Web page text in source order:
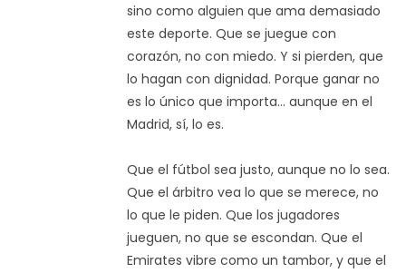
sino como alguien que ama demasiado
este deporte. Que se juegue con
corazón, no con miedo. Y si pierden, que
lo hagan con dignidad. Porque ganar no
es lo único que importa... aunque en el
Madrid, sí, lo es.
Que el fútbol sea justo, aunque no lo sea.
Que el árbitro vea lo que se merece, no
lo que le piden. Que los jugadores
jueguen, no que se escondan. Que el
Emirates vibre como un tambor, y que el